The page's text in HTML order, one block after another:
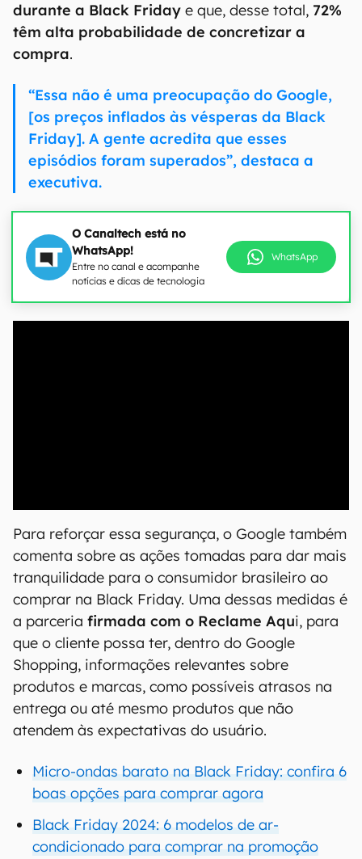
durante a Black Friday e que, desse total, 72%
têm alta probabilidade de concretizar a
compra.
“Essa não é uma preocupação do Google,
[os preços inflados às vésperas da Black
Friday]. A gente acredita que esses
episódios foram superados”, destaca a
executiva.
O Canaltech está no
WhatsApp!
Entre no canal e acompanhe
notícias e dicas de tecnologia
WhatsApp
Para reforçar essa segurança, o Google também
comenta sobre as ações tomadas para dar mais
tranquilidade para o consumidor brasileiro ao
comprar na Black Friday. Uma dessas medidas é
a parceria firmada com o Reclame Aqui, para
que o cliente possa ter, dentro do Google
Shopping, informações relevantes sobre
produtos e marcas, como possíveis atrasos na
entrega ou até mesmo produtos que não
atendem às expectativas do usuário.
Micro-ondas barato na Black Friday: confira 6
boas opções para comprar agora
Black Friday 2024: 6 modelos de ar-
condicionado para comprar na promoção